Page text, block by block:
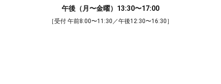
午後（月〜金曜）13:30〜17:00
［受付 午前8:00〜11:30／午後12:30〜16:30］